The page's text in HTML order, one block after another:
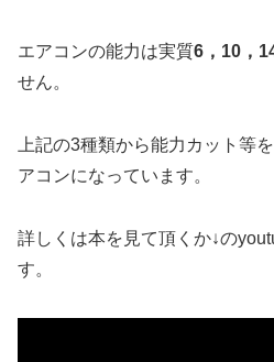
エアコンの能力は実質6，10，
せん。
上記の3種類から能力カット等
アコンになっています。
詳しくは本を見て頂くか↓の
す。